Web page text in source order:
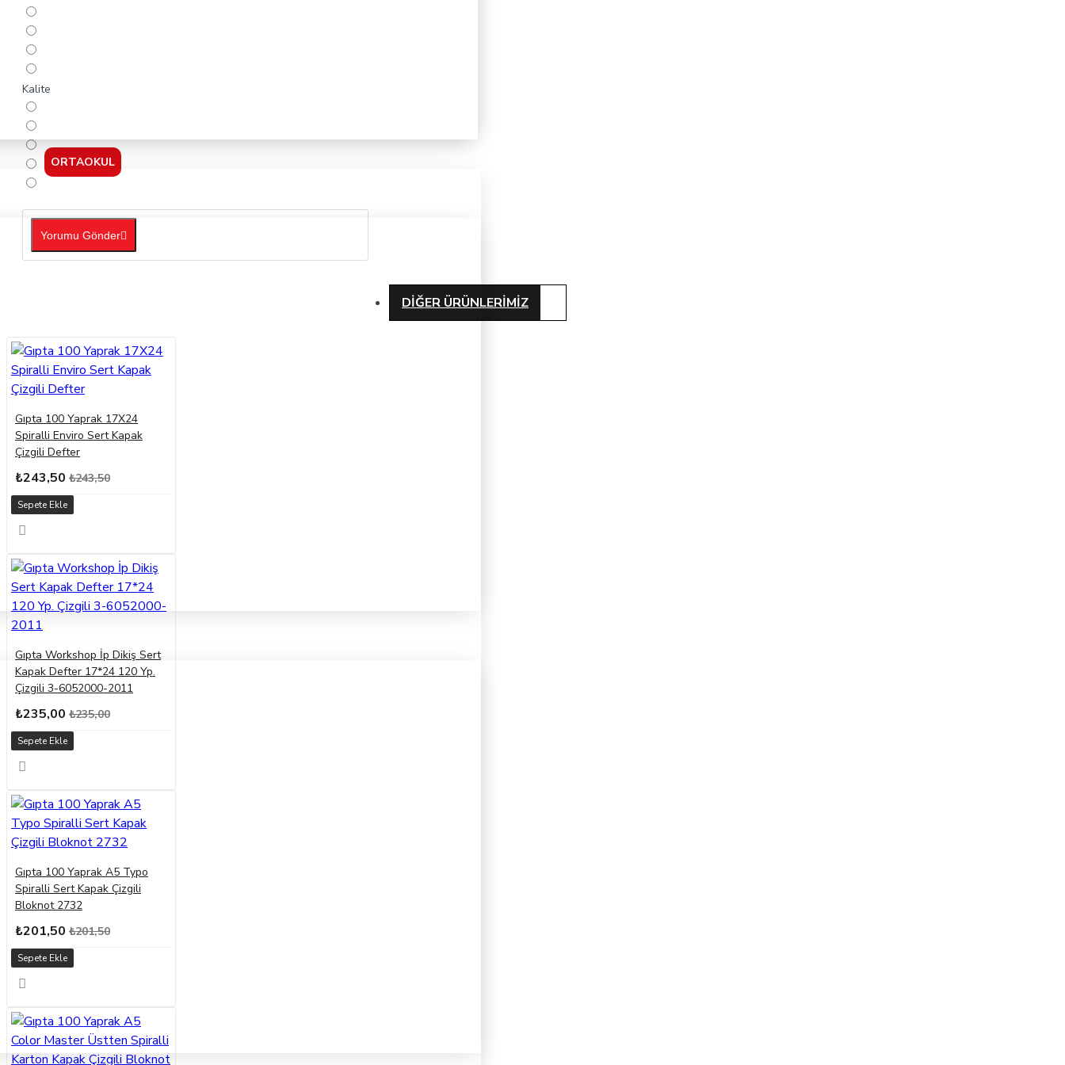
ORTAOKUL
Kalite
Yorumu Gönder
DIĞER ÜRÜNLERIMIZ
Gıpta 100 Yaprak 17X24
Spiralli Enviro Sert Kapak
Çizgili Defter
₺243,50 ₺243,50
Sepete Ekle
Gıpta Workshop İp Dikiş Sert
Kapak Defter 17*24 120 Yp.
Çizgili 3-6052000-2011
₺235,00 ₺235,00
Sepete Ekle
Gıpta 100 Yaprak A5 Typo
Spiralli Sert Kapak Çizgili
Bloknot 2732
₺201,50 ₺201,50
Sepete Ekle